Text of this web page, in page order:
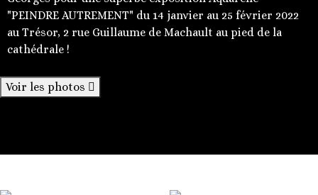
"PEINDRE AUTREMENT" du 14 janvier au 25 février 2022
au Trésor, 2 rue Guillaume de Machault au pied de la
cathédrale !
Voir les photos